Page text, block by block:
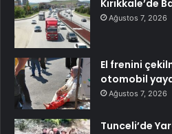
Kırıkkale’de
Ağustos 7, 2026
El frenini
otomobil
Ağustos 7, 2026
Tunceli’de